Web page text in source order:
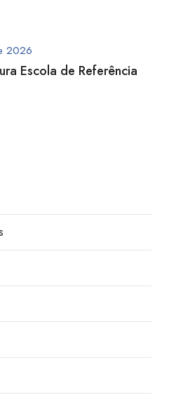
2026
Escola de Referência